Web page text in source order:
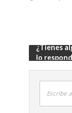
¿Tienes
lo
Escribe